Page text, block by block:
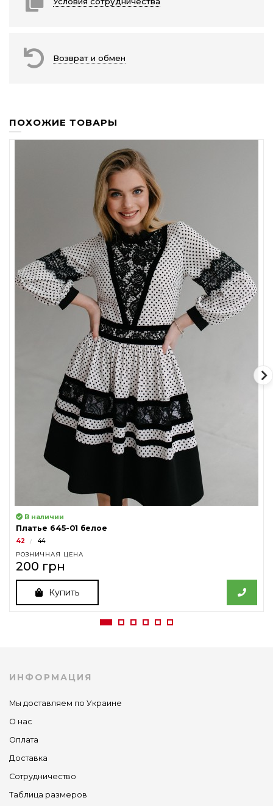
Возврат и обмен
ПОХОЖИЕ ТОВАРЫ
В наличии
Платье 645-01 белое
42 44
РОЗНИЧНАЯ ЦЕНА
200 грн
Купить
ИНФОРМАЦИЯ
Мы доставляем по Украине
О нас
Оплата
Доставка
Сотрудничество
Таблица размеров